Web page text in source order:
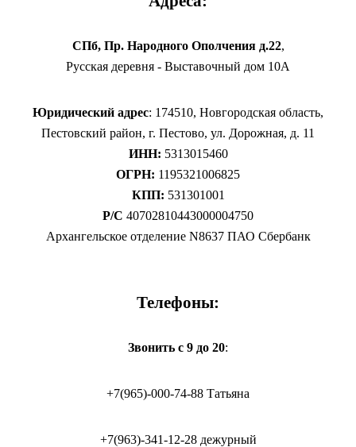
СПб, Пр. Народного Ополчения д.22,
Русская деревня - Выставочный дом 10А
Юридический адрес: 174510, Новгородская область,
Пестовский район, г. Пестово, ул. Дорожная, д. 11
ИНН: 5313015460
ОГРН: 1195321006825
КПП: 531301001
Р/С 40702810443000004750
Архангельское отделение N8637 ПАО Сбербанк
Телефоны:
Звонить с 9 до 20:
+7(965)-000-74-88 Татьяна
+7(963)-341-12-28 дежурный